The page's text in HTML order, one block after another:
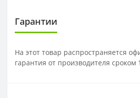
Гарантии
На этот товар распространяется
гарантия от производителя сроком